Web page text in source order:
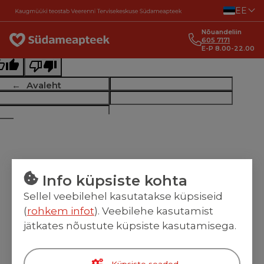
EE
Nõuandeliin
605 7171
E-P 8.00-22.00
Avaleht
text
this translation
feedback will be used to help improve Google Translate
Info küpsiste kohta
Sellel veebilehel kasutatakse küpsiseid
(rohkem infot). Veebilehe kasutamist
jätkates nõustute küpsiste kasutamisega.